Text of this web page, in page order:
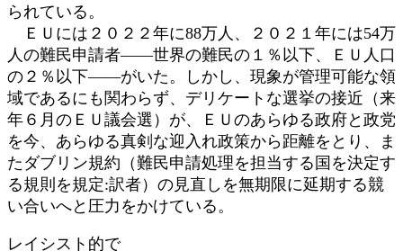
られている。
ＥＵには２０２２年に88万人、２０２１年には54万
人の難民申請者――世界の難民の１％以下、ＥＵ人口
の２％以下――がいた。しかし、現象が管理可能な領
域であるにも関わらず、デリケートな選挙の接近（来
年６月のＥＵ議会選）が、ＥＵのあらゆる政府と政党
を今、あらゆる真剣な迎入れ政策から距離をとり、ま
たダブリン規約（難民申請処理を担当する国を決定す
る規則を規定:訳者）の見直しを無期限に延期する競
い合いへと圧力をかけている。
レイシスト的で